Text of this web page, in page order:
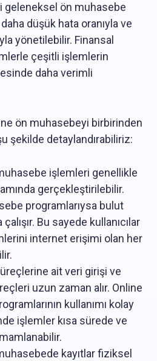
ön muhasebe
düşük hata oranıyla ve
yönetilebilir. Finansal
çeşitli işlemlerin
daha verimli
ön muhasebeyi birbirinden
şekilde detaylandırabiliriz:
işlemleri genellikle
gerçekleştirilebilir.
programlarıysa bulut
çalışır. Bu sayede kullanıcılar
internet erişimi olan her
ait veri girişi ve
uzun zaman alır. Online
kullanımı kolay
işlemler kısa sürede ve
kayıtlar fiziksel